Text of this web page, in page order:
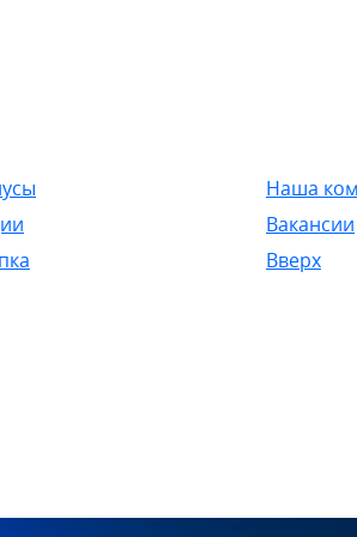
Наша
Вакансии
Вверх